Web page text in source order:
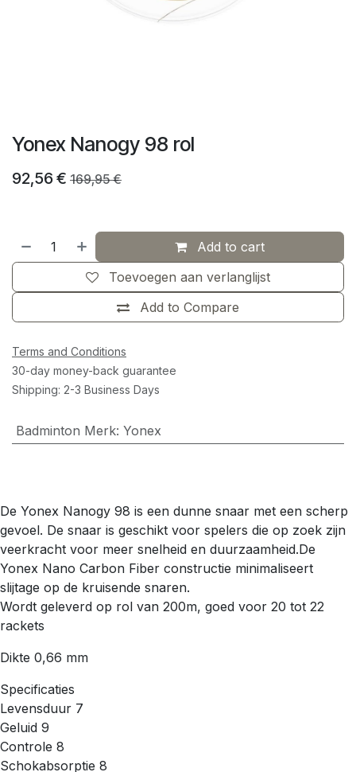
Yonex Nanogy 98 rol
92,56 € 169,95€
Add to cart
Add to Compare
Toevoegen aan verlanglijst
Terms and Conditions
30-day money-back guarantee
Shipping: 2-3 Business Days
Badminton Merk: Yonex
De Yonex Nanogy 98 is een dunne snaar met een scherp
gevoel. De snaar is geschikt voor spelers die op zoek zijn
veerkracht voor meer snelheid en duurzaamheid.De
Yonex Nano Carbon Fiber constructie minimaliseert
slijtage op de kruisende snaren.
Wordt geleverd op rol van 200m, goed voor 20 tot 22
rackets
Dikte 0,66 mm
Specificaties
Levensduur 7
Geluid 9
Controle 8
Schokabsorptie 8